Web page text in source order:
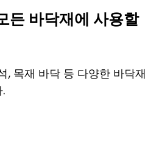
든 바닥재에 사용할
, 목재 바닥 등 다양한 바닥재